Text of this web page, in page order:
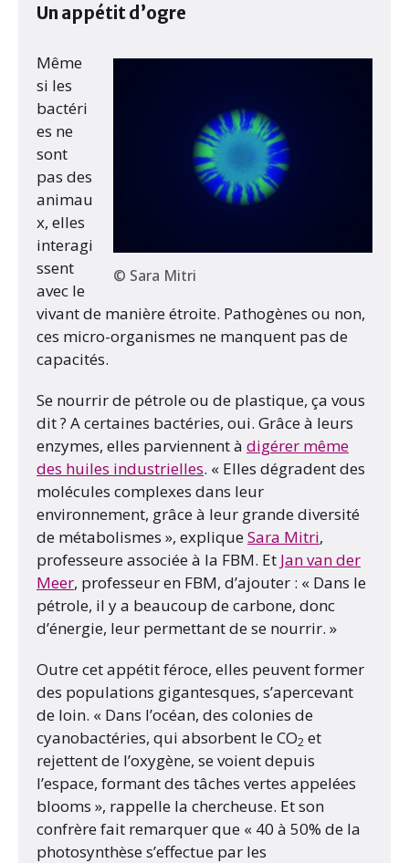
Un appétit d’ogre
© Sara Mitri
Même
si les
bactéri
es ne
sont
pas des
animau
x, elles
interagi
ssent
avec le
vivant de manière étroite. Pathogènes ou non,
ces micro-organismes ne manquent pas de
capacités.
Se nourrir de pétrole ou de plastique, ça vous
dit ? A certaines bactéries, oui. Grâce à leurs
enzymes, elles parviennent à digérer même
des huiles industrielles. « Elles dégradent des
molécules complexes dans leur
environnement, grâce à leur grande diversité
de métabolismes », expliqueSara Mitri,
professeure associée à la FBM. Et Jan van der
Meer, professeur en FBM, d’ajouter : « Dans le
pétrole, il y a beaucoup de carbone, donc
d’énergie, leur permettant de se nourrir. »
Outre cet appétit féroce, elles peuvent former
des populations gigantesques, s’apercevant
de loin. « Dans l’océan, des colonies de
cyanobactéries, qui absorbent le CO2 et
rejettent de l’oxygène, se voient depuis
l’espace, formant des tâches vertes appelées
blooms », rappelle la chercheuse. Et son
confrère fait remarquer que « 40 à 50% de la
photosynthèse s’effectue par les